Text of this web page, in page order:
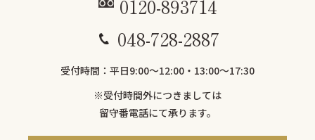
0120-893714
048-728-2887
受付時間：平日9:00〜12:00・13:00～17:30
※受付時間外につきましては
留守番電話にて承ります。